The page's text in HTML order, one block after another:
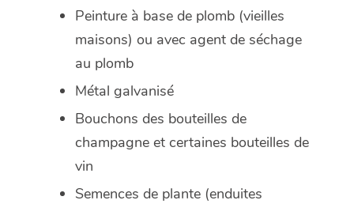
Peinture à base de plomb (vieilles
maisons) ou avec agent de séchage
au plomb
Métal galvanisé
Bouchons des bouteilles de
champagne et certaines bouteilles de
vin
Semences de plante (enduites